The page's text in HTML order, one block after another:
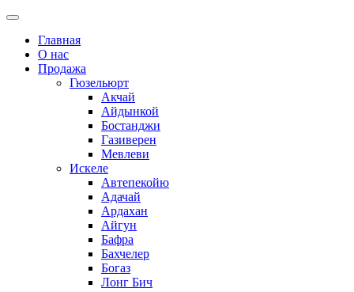
Главная
О нас
Продажа
Гюзельюрт
Акчай
Айдынкой
Бостанджи
Газиверен
Мевлеви
Искеле
Автепекойю
Адачай
Ардахан
Айгун
Бафра
Бахчелер
Богаз
Лонг Бич